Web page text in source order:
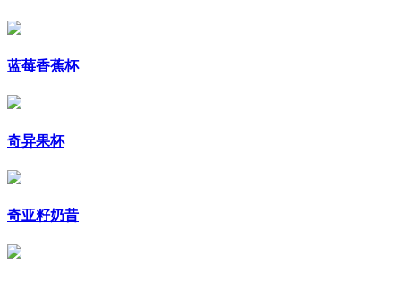
蓝莓香蕉杯
奇异果杯
奇亚籽奶昔